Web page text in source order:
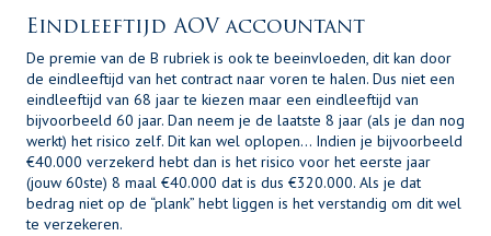
Eindleeftijd AOV accountant
De premie van de B rubriek is ook te beeinvloeden, dit kan door
de eindleeftijd van het contract naar voren te halen. Dus niet een
eindleeftijd van 68 jaar te kiezen maar een eindleeftijd van
bijvoorbeeld 60 jaar. Dan neem je de laatste 8 jaar (als je dan nog
werkt) het risico zelf. Dit kan wel oplopen… Indien je bijvoorbeeld
€40.000 verzekerd hebt dan is het risico voor het eerste jaar
(jouw 60ste) 8 maal €40.000 dat is dus €320.000. Als je dat
bedrag niet op de “plank” hebt liggen is het verstandig om dit wel
te verzekeren.